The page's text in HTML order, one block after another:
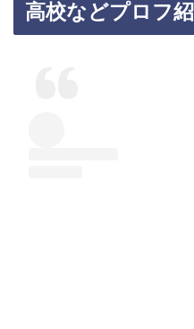
高校などプロフ